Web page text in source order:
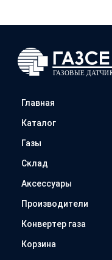
Главная
Каталог
Газы
Склад
Аксессуары
Производители
Конвертер газа
Корзина